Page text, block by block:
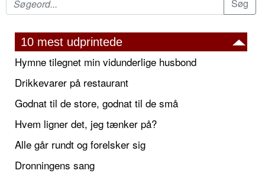
10 mest udprintede
Hymne tilegnet min vidunderlige husbond
Drikkevarer på restaurant
Godnat til de store, godnat til de små
Hvem ligner det, jeg tænker på?
Alle går rundt og forelsker sig
Dronningens sang